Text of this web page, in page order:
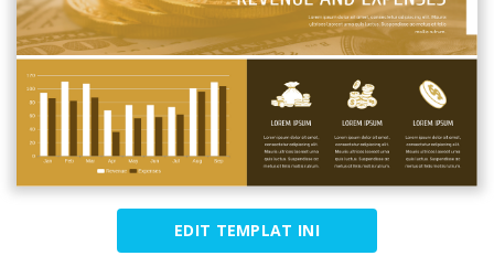
EDIT TEMPLAT INI